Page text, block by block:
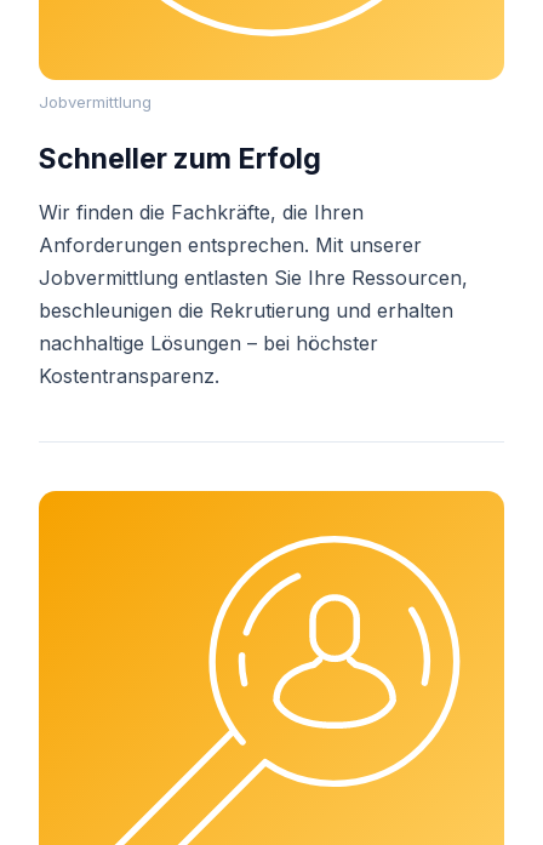
Jobvermittlung
Schneller zum Erfolg
Wir finden die Fachkräfte, die Ihren
Anforderungen entsprechen. Mit unserer
Jobvermittlung entlasten Sie Ihre Ressourcen,
beschleunigen die Rekrutierung und erhalten
nachhaltige Lösungen – bei höchster
Kostentransparenz.